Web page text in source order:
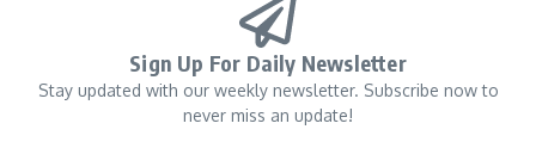
Sign Up For Daily Newsletter
Stay updated with our weekly newsletter. Subscribe now to
never miss an update!